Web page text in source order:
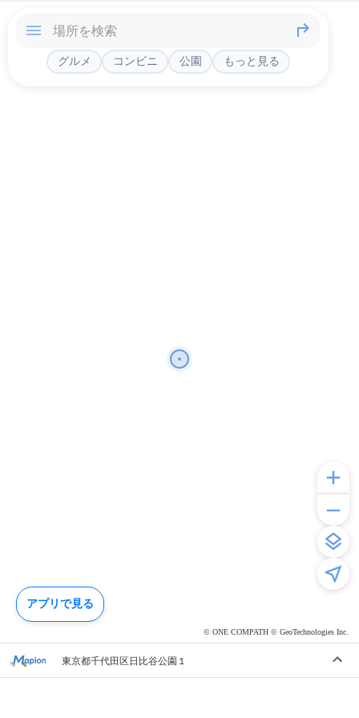
© ONE COMPATH © GeoTechnologies Inc.
グルメ コンビニ 公園 もっと見る
東京都千代田区日比谷公園１
アプリで見る